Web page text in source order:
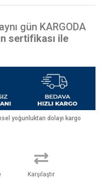
gün KARGODA
sertifikası ile
yoğunluktan dolayı kargo
Karşılaştır